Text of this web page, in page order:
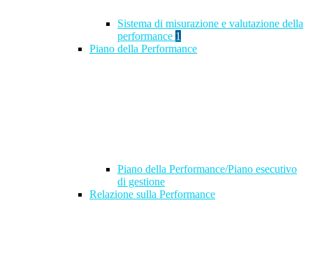
Sistema di misurazione e valutazione della
performance 1
Piano della Performance
Piano della Performance/Piano esecutivo
di gestione
Relazione sulla Performance